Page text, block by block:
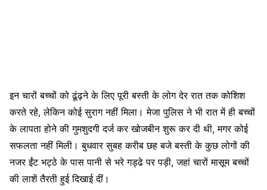
इन चारों बच्चों को ढूंढ़ने के लिए पूरी बस्ती के लोग देर रात तक कोशिश
करते रहे, लेकिन कोई सुराग नहीं मिला। मेजा पुलिस ने भी रात में ही बच्चों
के लापता होने की गुमशुदगी दर्ज कर खोजबीन शुरू कर दी थी, मगर कोई
सफलता नहीं मिली। बुधवार सुबह करीब छह बजे बस्ती के कुछ लोगों की
नजर ईंट भट्ठे के पास पानी से भरे गड्ढे पर पड़ी, जहां चारों मासूम बच्चों
की लाशें तैरती हुई दिखाई दीं।